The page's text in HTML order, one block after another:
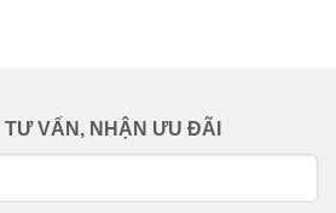
VẤN, NHẬN ƯU ĐÃI